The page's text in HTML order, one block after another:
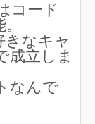
コード
なキャ
成立しま
なんで